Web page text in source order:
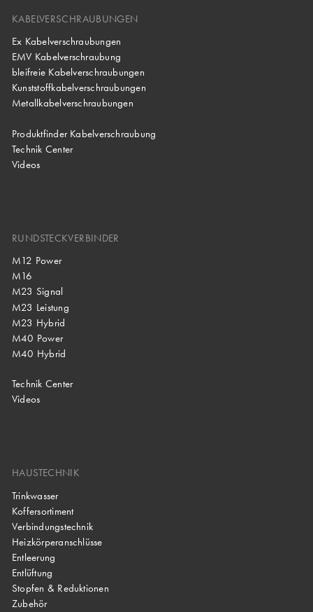
KABELVERSCHRAUBUNGEN
Ex Kabelverschraubungen
EMV Kabelverschraubung
bleifreie Kabelverschraubungen
Kunststoffkabelverschraubungen
Metallkabelverschraubungen
Produktfinder Kabelverschraubung
Technik Center
Videos
RUNDSTECKVERBINDER
M12 Power
M16
M23 Signal
M23 Leistung
M23 Hybrid
M40 Power
M40 Hybrid
Technik Center
Videos
HAUSTECHNIK
Trinkwasser
Koffersortiment
Verbindungstechnik
Heizkörperanschlüsse
Entleerung
Entlüftung
Stopfen & Reduktionen
Zubehör